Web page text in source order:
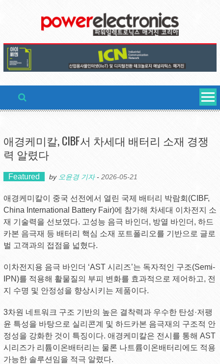
애경케미칼, CIBF서 차세대 배터리 소재 경쟁
력 알렸다
Featured by 오윤경 기자- 2026-05-21
애경케미칼이 중국 선전에서 열린 국제 배터리 박람회(CIBF,
China International Battery Fair)에 참가해 차세대 이차전지 소
재 기술력을 선보였다. 고성능 음극 바인더, 방열 바인더, 하드
카본 음극재 등 배터리 핵심 소재 포트폴리오를 기반으로 글로
벌 고객과의 접점을 넓혔다.
이차전지용 음극 바인더 ‘AST 시리즈’는 독자적인 구조(Semi-
IPN)를 적용해 활물질의 부피 변화를 효과적으로 제어하고, 전
지 수명 및 안정성을 향상시키는 제품이다.
3차원 네트워크 구조 기반의 높은 결착력과 우수한 탄성·저팽
윤 특성을 바탕으로 실리콘계 및 하드카본 음극재의 구조적 안
정성을 강화한 것이 특징이다. 애경케미칼은 전시를 통해 AST
시리즈가 리튬이온배터리는 물론 나트륨이온배터리에도 적용
가능한 솔루션임을 적극 알렸다.